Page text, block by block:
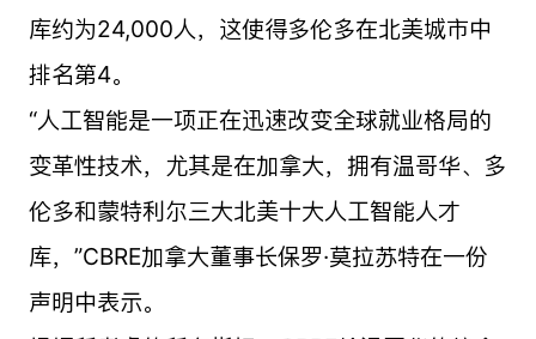
库约为24,000人，这使得多伦多在北美城市中
排名第4。
“人工智能是一项正在迅速改变全球就业格局的
变革性技术，尤其是在加拿大，拥有温哥华、多
伦多和蒙特利尔三大北美十大人工智能人才
库，”CBRE加拿大董事长保罗·莫拉苏特在一份
声明中表示。